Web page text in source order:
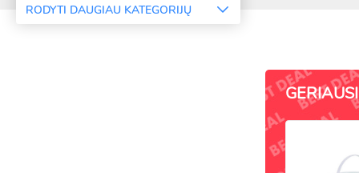
Kalėdinės girliandos ir
RODYTI DAUGIAU KATEGORIJŲ
Ilgakočiai įrankiai
Specializuoti ir
padeda išlaikyti
Sodo ir ūkio
švaresnį pjūvį,